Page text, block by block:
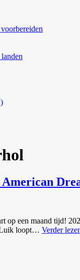
op een maand tijd!
Luik loopt… Verder